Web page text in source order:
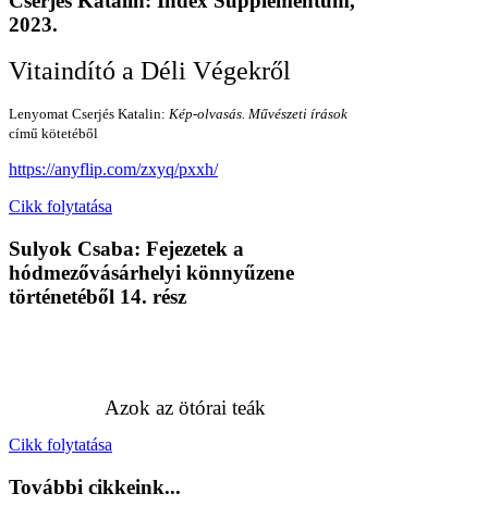
2023.
Vitaindító a Déli Végekről
Lenyomat Cserjés Katalin: Kép-olvasás. Művészeti írások
című kötetéből
https://anyflip.com/zxyq/pxxh/
Cikk folytatása
Sulyok Csaba: Fejezetek a
hódmezővásárhelyi könnyűzene
történetéből 14. rész
Azok az ötórai teák
Cikk folytatása
További cikkeink...